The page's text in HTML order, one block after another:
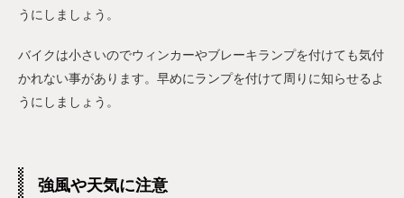
うにしましょう。
バイクは小さいのでウィンカーやブレーキランプを付けても気付
かれない事があります。早めにランプを付けて周りに知らせるよ
うにしましょう。
強風や天気に注意